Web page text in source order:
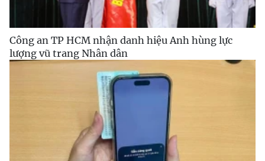
Công an TP HCM nhận danh hiệu Anh hùng lực
lượng vũ trang Nhân dân